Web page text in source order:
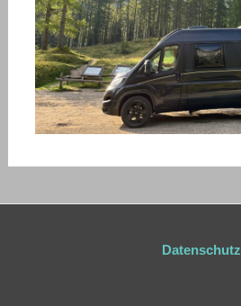
Datenschutz